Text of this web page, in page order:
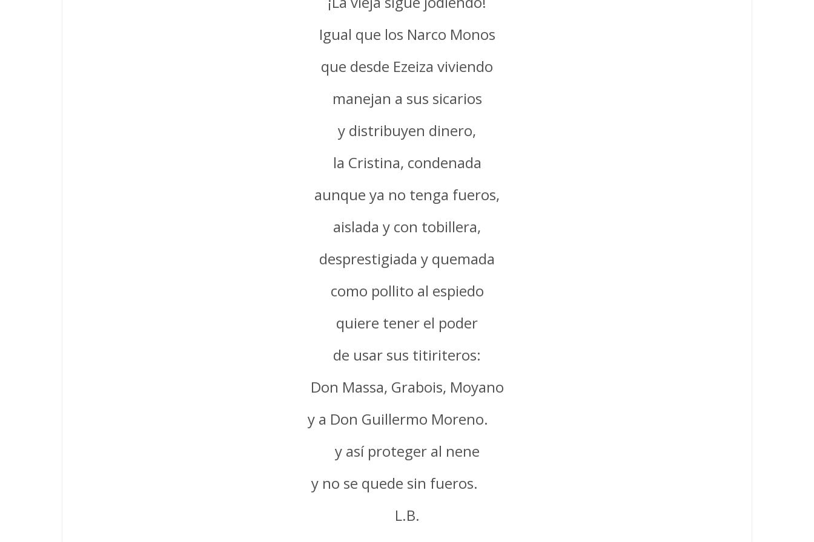
Igual que los Narco Monos
que desde Ezeiza viviendo
manejan a sus sicarios
y distribuyen dinero,
la Cristina, condenada
aunque ya no tenga fueros,
aislada y con tobillera,
desprestigiada y quemada
como pollito al espiedo
quiere tener el poder
de usar sus titiriteros:
Don Massa, Grabois, Moyano
y a Don Guillermo Moreno.
y así proteger al nene
y no se quede sin fueros.
L.B.